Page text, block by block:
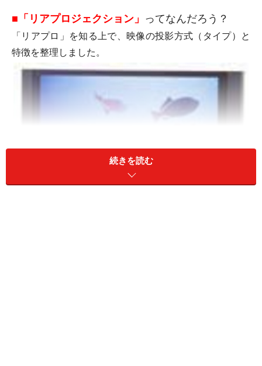
■ 「リアプロジェクション」 ってなんだろう？
「リアプロ」を知る上で、映像の投影方式（タイプ）と
特徴を整理しました。
続きを読む